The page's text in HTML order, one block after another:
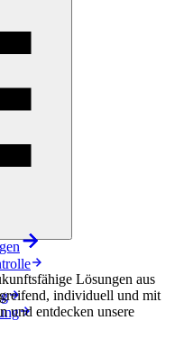
Lösungen aus
individuell und mit
und entdecken unsere